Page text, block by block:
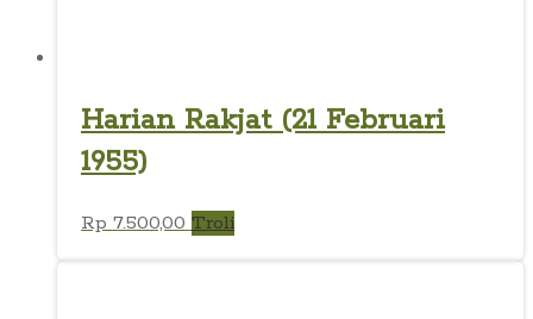
Harian Rakjat (21 Februari
1955)
Rp7.500,00 Troli